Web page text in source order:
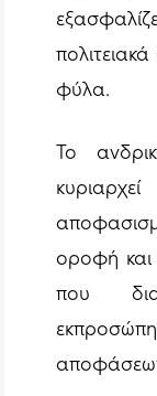
φύλα.
Το
οροφή
που